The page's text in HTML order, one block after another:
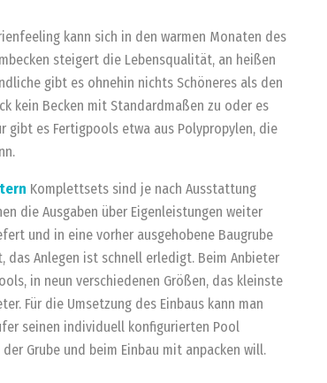
kann sich in den warmen Monaten des
steigert die Lebensqualität, an heißen
gibt es ohnehin nichts Schöneres als den
kein Becken mit Standardmaßen zu oder es
gibt es Fertigpools etwa aus Polypropylen, die
Komplettsets sind je nach Ausstattung
die Ausgaben über Eigenleistungen weiter
und in eine vorher ausgehobene Baugrube
Anlegen ist schnell erledigt. Beim Anbieter
in neun verschiedenen Größen, das kleinste
Für die Umsetzung des Einbaus kann man
seinen individuell konfigurierten Pool
Grube und beim Einbau mit anpacken will.